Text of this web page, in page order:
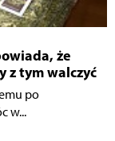
że
z tym walczyć
po
w...